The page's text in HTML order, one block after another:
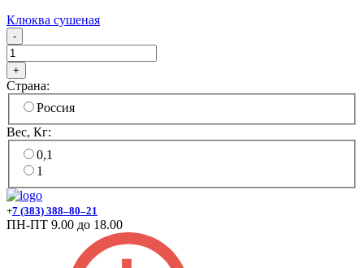
Клюква сушеная
-
+
Страна:
Россия
Вес, Кг:
0,1
1
+7 (383) 388–80–21
ПН-ПТ 9.00 до 18.00